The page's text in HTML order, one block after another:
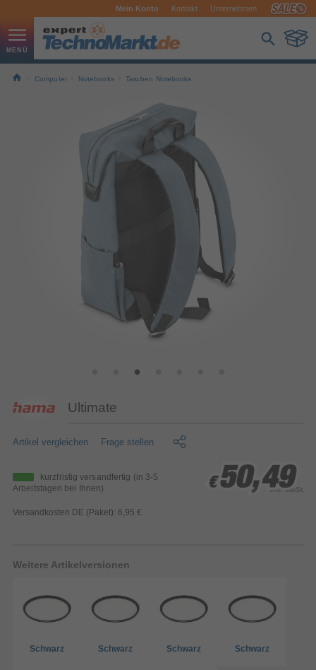
Mein Konto Kontakt Unternehmen
Computer Notebooks Taschen Notebooks
Ultimate
Artikel vergleichen Frage stellen
kurzfristig versandfertig (in 3-5
Arbeitstagen bei Ihnen)
Versandkosten DE (Paket): 6,95 €
€50,49
€50,49
€50,49
inkl. MwSt.
Weitere Artikelversionen
Schwarz Schwarz Schwarz Schwarz